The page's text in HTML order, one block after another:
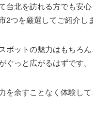
台北を訪れる方でも安
2つを厳選してご紹介し
ポットの魅力はもちろ
ぐっと広がるはずです。
を余すことなく体験し